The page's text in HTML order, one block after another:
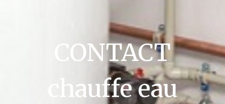
CONTACT
chauffe eau